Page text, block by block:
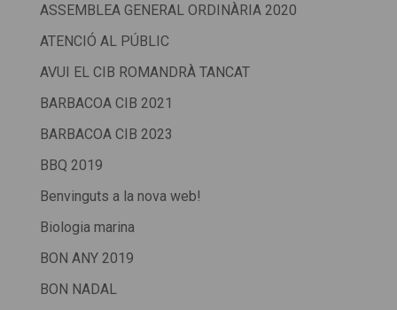
ASSEMBLEA GENERAL ORDINÀRIA 2020
ATENCIÓ AL PÚBLIC
AVUI EL CIB ROMANDRÀ TANCAT
BARBACOA CIB 2021
BARBACOA CIB 2023
BBQ 2019
Benvinguts a la nova web!
Biologia marina
BON ANY 2019
BON NADAL